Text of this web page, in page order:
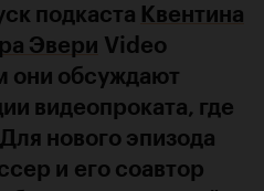
подкаста Квентина
Эвери Video
они обсуждают
видеопроката, где
нового эпизода
и его соавтор